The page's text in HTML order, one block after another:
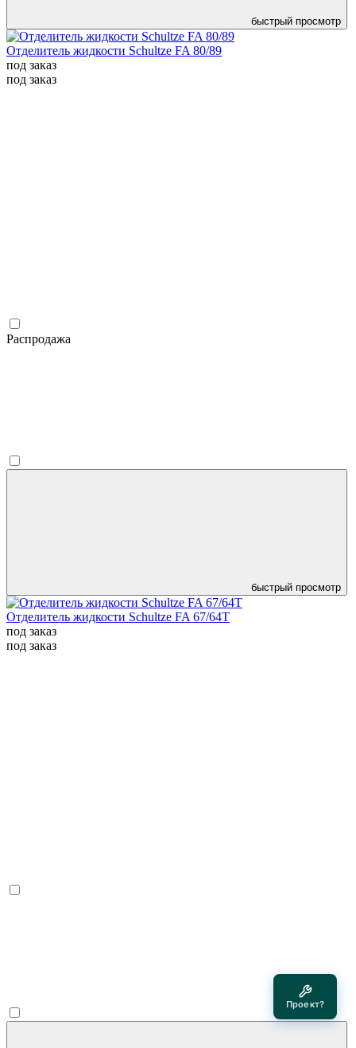
быстрый просмотр
Отделитель жидкости Schultze FA 80/89
под заказ
под заказ
Распродажа
быстрый просмотр
Отделитель жидкости Schultze FA 67/64T
под заказ
под заказ
Проект?